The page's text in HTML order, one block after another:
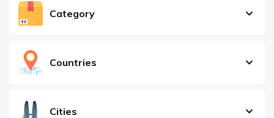
Category
Countries
Cities